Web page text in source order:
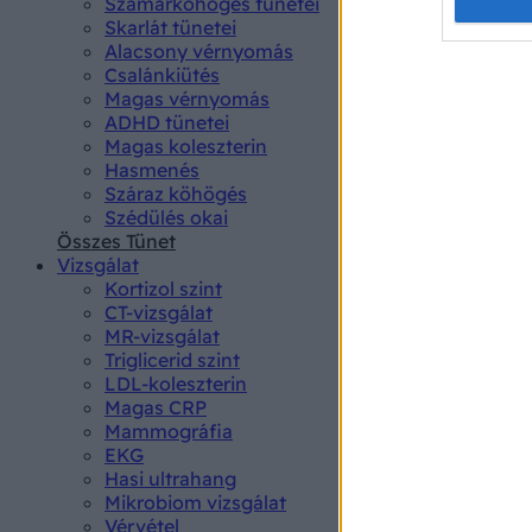
Skarlát tünetei
Alacsony vérnyomás
Csalánkiütés
Magas vérnyomás
ADHD tünetei
Magas koleszterin
Hasmenés
Száraz köhögés
Szédülés okai
Összes Tünet
Vizsgálat
Kortizol szint
CT-vizsgálat
MR-vizsgálat
Triglicerid szint
LDL-koleszterin
Magas CRP
Mammográfia
EKG
Hasi ultrahang
Mikrobiom vizsgálat
Vérvétel